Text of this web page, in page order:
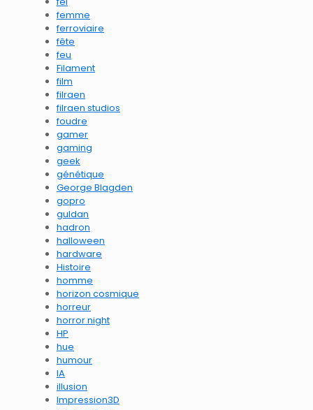
femme
ferroviaire
fête
feu
Filament
film
filraen
filraen studios
foudre
gamer
gaming
geek
génétique
George Blagden
gopro
guldan
hadron
halloween
hardware
Histoire
homme
horizon cosmique
horreur
horror night
HP
hue
humour
IA
illusion
Impression3D